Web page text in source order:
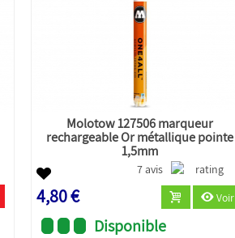
Molotow 127506 marqueur
rechargeable Or métallique pointe
1,5mm
7 avis
4,80 € Voir
Disponible